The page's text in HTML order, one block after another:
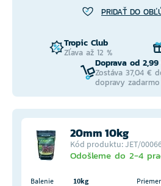
PRIDAŤ DO
Tropic Club
Zľava až 12 %
Doprava od
Zostáva 37,04 €
dopravy zadarmo
20mm 10kg
Kód produktu: JET/
Odošleme do 2-4
Balenie 10kg Priemer